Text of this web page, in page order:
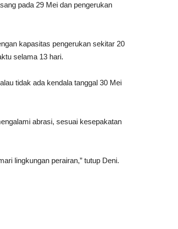
pada 29 Mei dan pengerukan
kapasitas pengerukan sekitar 20
selama 13 hari.
tidak ada kendala tanggal 30 Mei
abrasi, sesuai kesepakatan
lingkungan perairan,” tutup Deni.